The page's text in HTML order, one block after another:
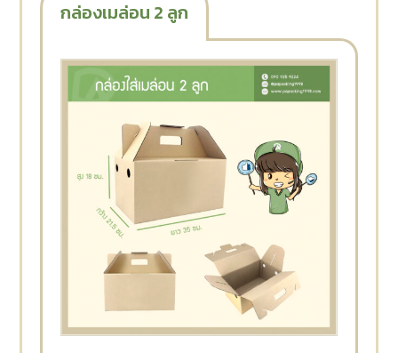
กล่องเมล่อน 2 ลูก